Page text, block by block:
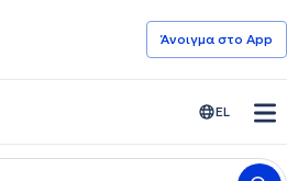
Άνοιγμα στο App
EL